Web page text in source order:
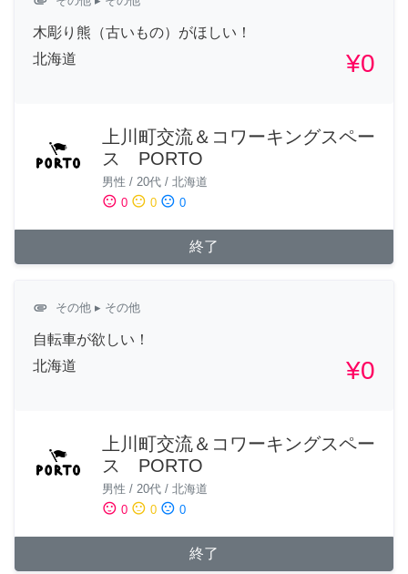
木彫り熊（古いもの）がほしい！
北海道
¥0
上川町交流＆コワーキングスペー
ス PORTO
男性 / 20代 / 北海道
sentiment_satisfied 0 sentiment_neutral 0 sentiment_dissatisfied 0
終了
attachment その他 ▸ その他
自転車が欲しい！
北海道
¥0
上川町交流＆コワーキングスペー
ス PORTO
男性 / 20代 / 北海道
sentiment_satisfied 0 sentiment_neutral 0 sentiment_dissatisfied 0
終了